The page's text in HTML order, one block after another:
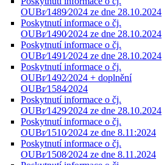
OUBr⁄1489⁄2024 ze dne 28.10.2024
Poskytnutí informace o čj.
OUBr⁄1490⁄2024 ze dne 28.10.2024
Poskytnutí informace o čj.
OUBr⁄1491⁄2024 ze dne 28.10.2024
Poskytnutí informace o čj.
OUBr⁄1492⁄2024 + doplnění
OUBr⁄1584⁄2024
Poskytnutí informace o čj.
OUBr⁄1429⁄2024 ze dne 28.10.2024
Poskytnutí informace o čj.
OUBr⁄1510⁄2024 ze dne 8.11:2024
Poskytnutí informace o čj.
OUBr⁄1508⁄2024 ze dne 8.11.2024